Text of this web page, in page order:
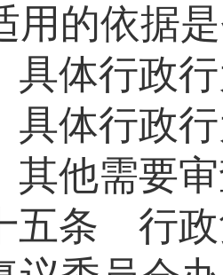
用的依据
具体行政
具体行政
其他需要
五条 行政